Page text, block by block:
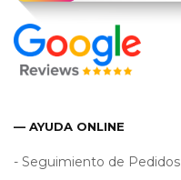
— AYUDA ONLINE
- Seguimiento de Pedidos